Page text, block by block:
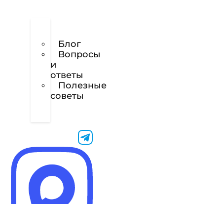
Блог
Вопросы
и
ответы
Полезные
советы